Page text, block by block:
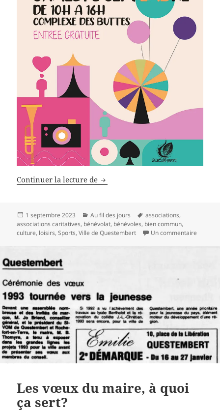
Continuer la lecture de Associations, le cœur battant de
Publié
le
1 septembre 2023 Catégories
Au fil des jours
Mots-
clés
associations,
associations caritatives, bénévolat, bénévoles, bien commun,
culture, loisirs,Sports,Ville de Questembert Un commentaire
Les vœux du maire, à quoi
ça sert?